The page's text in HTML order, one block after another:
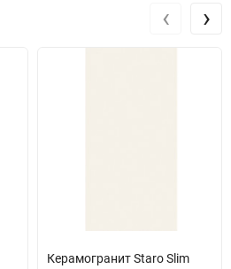
Керамогранит Staro Slim
‹ ›